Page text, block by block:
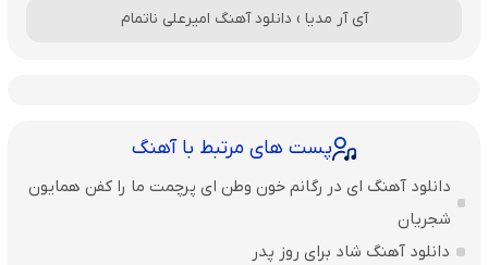
آی آر مدیا › دانلود آهنگ امیرعلی ناتمام
پست های مرتبط با آهنگ
دانلود آهنگ ای در رگانم خون وطن ای پرچمت ما را کفن همایون
شجریان
دانلود آهنگ شاد برای روز پدر